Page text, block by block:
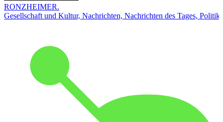
RONZHEIMER.
Gesellschaft und Kultur, Nachrichten, Nachrichten des Tages, Politik